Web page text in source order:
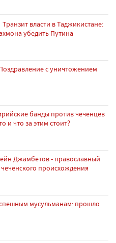
Транзит власти в Таджикистане:
убедить Путина
с уничтожением
банды против чеченцев
и что за этим стоит?
Джамбетов - православный
происхождения
мусульманам: прошло